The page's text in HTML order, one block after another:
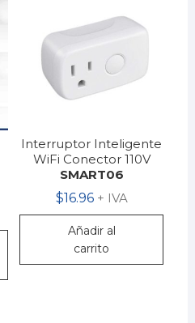
Interruptor Inteligente
WiFi Conector 110V
SMART06
$16.96 + IVA
Añadir al
carrito